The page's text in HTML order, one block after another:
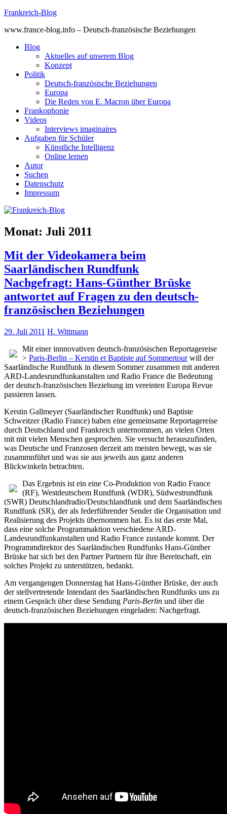
Skip
content
Frankreich-Blog
www.france-blog.info – Deutsch-französische Beziehungen
Blog
Aktuelles auf unserem Blog
Konzept
Politik
Deutsch-französische Beziehungen
Europa
Die Reden von E. Macron über Europa
Frankophonie
Videos
Interviews imaginaires
Aufgaben für Schüler
Künstliche Intelligenz
Online lernen
Autor
Suchen
Datenschutz
Impressum
Monat: Juli 2011
Mit der Videokamera beim
Saarländischen Rundfunk
Nachgefragt: Hans-Günther Brüske
antwortet auf Fragen zu den deutsch-
französischen Beziehungen
29. Juli 2011 H. Wittmann
Mit einer innnovativen deutsch-französischen Reportagereise
> Paris-Berlin – Kerstin et Baptiste auf Sommertourwill der
Saarländische Rundfunk in diesem Sommer zusammen mit anderen
ARD-Landesrundfunkanstalten und Radio France die Bedeutung
der deutsch-französischen Beziehung im vereinten Europa Revue
passieren lassen.
Kerstin Gallmeyer (Saarländischer Rundfunk) und Baptiste
Schweitzer (Radio France) haben eine gemeinsame Reportagereise
durch Deutschland und Frankreich unternommen, an vielen Orten
mit mit vie­len Menschen gespro­chen. Sie versucht herauszufinden,
was Deutsche und Franzosen der­zeit am meis­ten bewegt, was sie
zusammnführt und was sie aus jeweils aus ganz anderen
Blickwinkeln betrachten.
Das Ergebnis ist ein eine Co-Produktion von Radio France
(RF), Westdeutschem Rundfunk (WDR), Südwestrundfunk
(SWR) Deutschlandradio/Deutschlandfunk und dem Saarländischen
Rundfunk (SR), der als federführender Sender die Organisation und
Realisierung des Projekts übernommen hat. Es ist das erste Mal,
dass eine solche Programmaktion verschiedene ARD-
Landesrundfunkanstalten und Radio France zustande kommt. Der
Programmdirektor des Saarländischen Rundfunks Hans-Günther
Brüske hat sich bei den Partner Partnern für ihre Bereitschaft, ein
solches Projekt zu unterstützen, bedankt.
Am vergangengen Donnerstag hat Hans-Günther Brüske, der auch
der stellvertretende Intendant des Saarländischen Rundfunks uns zu
einem Gespräch über diese Sendung Paris-Berlin und über die
deutsch-französischen Beziehungen eingeladen: Nachgefragt.